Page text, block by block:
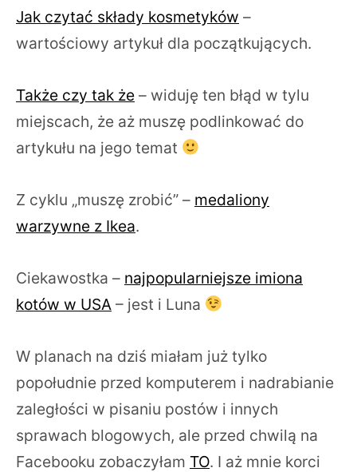
Jak czytać składy kosmetyków –
wartościowy artykuł dla początkujących.
Także czy tak że – widuję ten błąd w tylu
miejscach, że aż muszę podlinkować do
artykułu na jego temat
Z cyklu „muszę zrobić” – medaliony
warzywne z Ikea.
Ciekawostka – najpopularniejsze imiona
kotów w USA – jest i Luna
W planach na dziś miałam już tylko
popołudnie przed komputerem i nadrabianie
zaległości w pisaniu postów i innych
sprawach blogowych, ale przed chwilą na
Facebooku zobaczyłam TO. I aż mnie korci